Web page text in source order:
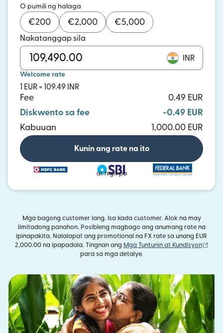
O pumili ng halaga
€200 €2,000 €5,000
Nakatanggap sila
INR
Welcome rate
1 EUR = 109.49 INR
Fee
0.49 EUR
Diskwento sa fee
-0.49 EUR
Kabuuan
1,000.00 EUR
Kunin ang rate na ito
at higit pa
Mga bagong customer lang. Isa kada customer. Alok na may
limitadong panahon. Posibleng magbago ang anumang rate na
ipinapakita. Nalalapat ang promotional na FX rate sa unang EUR
2,000.00 na ipapadala. Tingnan ang Mga Tuntunin at Kundisyon
para sa mga detalye.